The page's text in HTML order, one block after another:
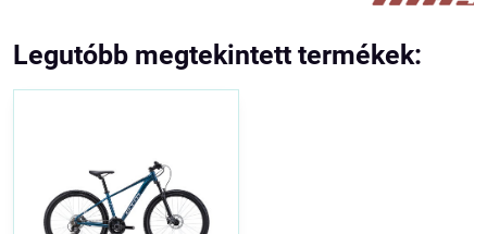
Legutóbb megtekintett termékek: